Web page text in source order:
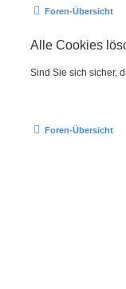
Foren-Übersicht
Alle Cookies
Sind Sie sich sicher,
Foren-Übersicht